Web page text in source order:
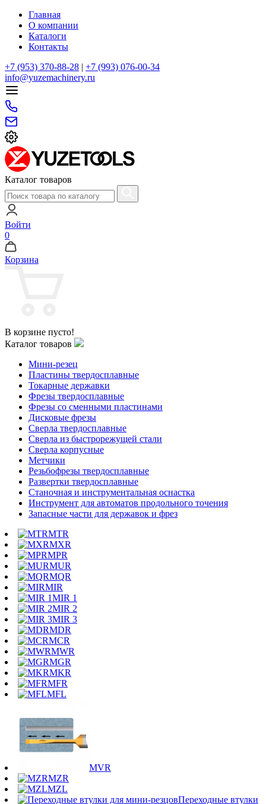
Главная
О компании
Каталоги
Контакты
+7 (953) 370-88-28 | +7 (993) 076-00-34
info@yuzemachinery.ru
Каталог товаров
Войти
0
Корзина
В корзине пусто!
Каталог товаров
Мини-резец
Пластины твердосплавные
Токарные державки
Фрезы твердосплавные
Фрезы со сменными пластинами
Дисковые фрезы
Сверла твердосплавные
Сверла из быстрорежущей стали
Сверла корпусные
Метчики
Резьбофрезы твердосплавные
Развертки твердосплавные
Станочная и инструментальная оснастка
Инструмент для автоматов продольного точения
Запасные части для державок и фрез
MTR
MXR
MPR
MUR
MQR
MIR
MIR 1
MIR 2
MIR 3
MDR
MCR
MWR
MGR
MKR
MFR
MFL
MVR
MZR
MZL
Переходные втулки